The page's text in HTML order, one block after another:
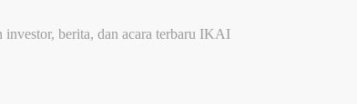
berita, dan acara terbaru IKAI